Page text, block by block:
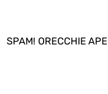
SPAM! ORECCHIE